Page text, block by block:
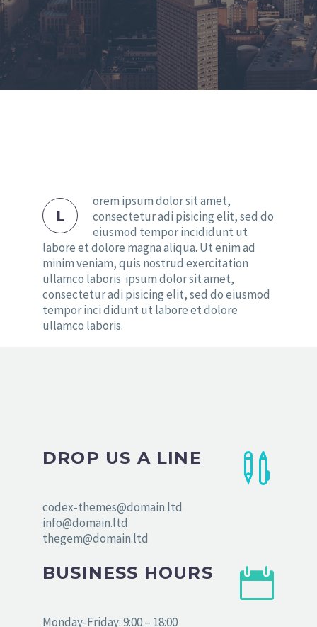
L
orem ipsum dolor sit amet,
consectetur adi pisicing elit, sed do
eiusmod tempor incididunt ut
labore et dolore magna aliqua. Ut enim ad
minim veniam, quis nostrud exercitation
ullamco laboris ipsum dolor sit amet,
consectetur adi pisicing elit, sed do eiusmod
tempor inci didunt ut labore et dolore
ullamco laboris.


DROP US A LINE
codex-themes@domain.ltd
info@domain.ltd
thegem@domain.ltd


BUSINESS HOURS
Monday-Friday: 9:00 – 18:00